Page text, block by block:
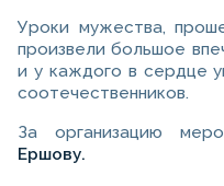
Уроки мужества,
произвели большое
и у каждого в сердце
соотечественников.
За организацию
Ершову.